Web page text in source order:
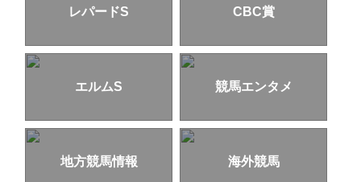
レパードS CBC賞
エルムS 競馬エンタメ
地方競馬情報 海外競馬